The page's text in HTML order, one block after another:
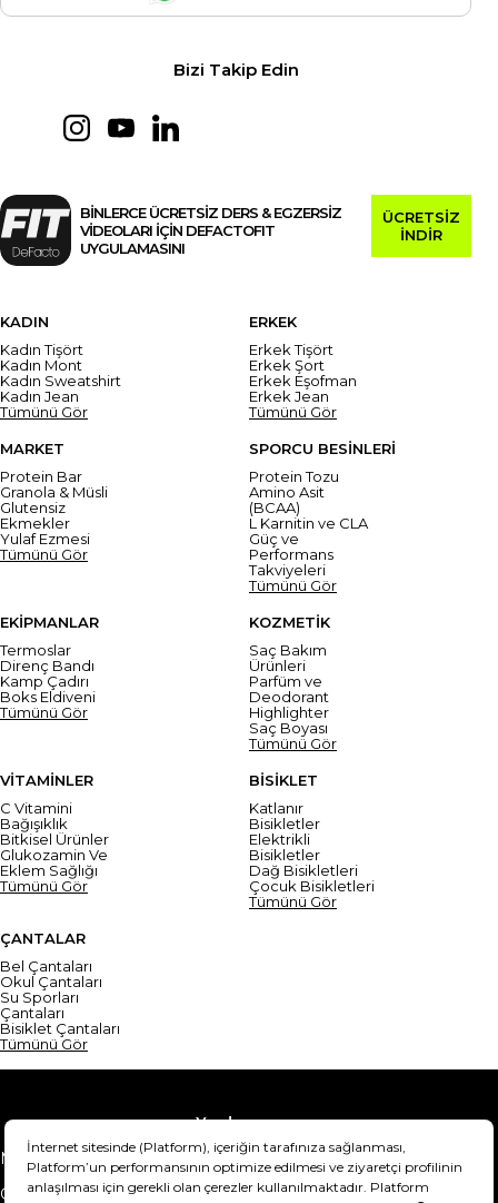
Bizi Takip Edin
BİNLERCE ÜCRETSİZ DERS & EGZERSİZ
VİDEOLARI İÇİN DEFACTOFIT
UYGULAMASINI
ÜCRETSİZ
İNDİR
KADIN
Kadın Tişört
Kadın Mont
Kadın Sweatshirt
Kadın Jean
Tümünü Gör
ERKEK
Erkek Tişört
Erkek Şort
Erkek Eşofman
Erkek Jean
Tümünü Gör
MARKET
Protein Bar
Granola & Müsli
Glutensiz
Ekmekler
Yulaf Ezmesi
Tümünü Gör
SPORCU BESİNLERİ
Protein Tozu
Amino Asit
(BCAA)
L Karnitin ve CLA
Güç ve
Performans
Takviyeleri
Tümünü Gör
EKİPMANLAR
Termoslar
Direnç Bandı
Kamp Çadırı
Boks Eldiveni
Tümünü Gör
KOZMETİK
Saç Bakım
Ürünleri
Parfüm ve
Deodorant
Highlighter
Saç Boyası
Tümünü Gör
VİTAMİNLER
C Vitamini
Bağışıklık
Bitkisel Ürünler
Glukozamin Ve
Eklem Sağlığı
Tümünü Gör
BİSİKLET
Katlanır
Bisikletler
Elektrikli
Bisikletler
Dağ Bisikletleri
Çocuk Bisikletleri
Tümünü Gör
ÇANTALAR
Bel Çantaları
Okul Çantaları
Su Sporları
Çantaları
Bisiklet Çantaları
Tümünü Gör
Yardım
Mesafeli Satış Sözleşmesi
Teslimat Bilgisi
Gizlilik Sözleşmesi
Şartlar & Koşullar